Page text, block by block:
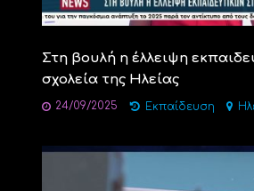
Στη βουλή η έλλειψη
σχολεία της Ηλείας
24/09/2025 Εκπαίδευση